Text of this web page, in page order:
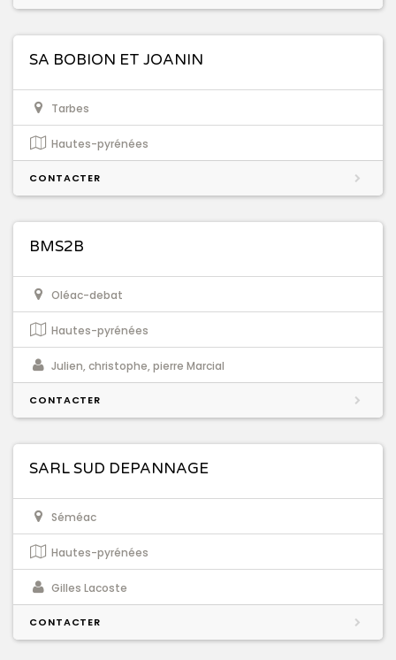
SA BOBION ET JOANIN
Tarbes
Hautes-pyrénées
CONTACTER
BMS2B
Oléac-debat
Hautes-pyrénées
Julien, christophe, pierre Marcial
CONTACTER
SARL SUD DEPANNAGE
Séméac
Hautes-pyrénées
Gilles Lacoste
CONTACTER